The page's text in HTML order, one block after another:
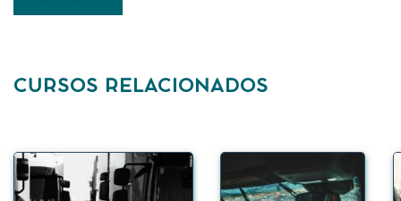
CURSOS RELACIONADOS